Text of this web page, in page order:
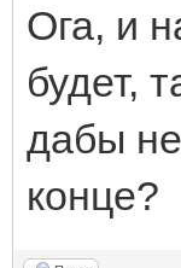
Ога, и
будет,
дабы
конце?